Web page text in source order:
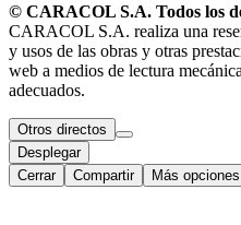
© CARACOL S.A. Todos los
CARACOL S.A. realiza una
y usos de las obras y otras
web a medios de lectura
adecuados.
Otros directos
Desplegar
Cerrar
Compartir Más opciones